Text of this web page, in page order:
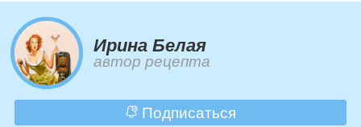
Ирина Белая
автор рецепта
Подписаться